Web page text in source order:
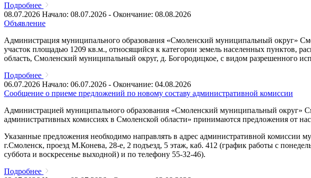
Подробнее
08.07.2026 Начало: 08.07.2026 - Окончание: 08.08.2026
Объявление
Администрация муниципального образования «Смоленский муниципальный округ»
участок площадью 1209 кв.м., относящийся к категории земель населенных пунктов,
область, Смоленский муниципальный округ, д. Богородицкое, с видом разрешенного
Подробнее
06.07.2026 Начало: 06.07.2026 - Окончание: 04.08.2026
Сообщение о приеме предложений по новому составу административной комиссии
Администрацией муниципального образования «Смоленский муниципальный округ»
административных комиссиях в Смоленской области» принимаются предложения от
Указанные предложения необходимо направлять в адрес административной
г.Смоленск, проезд М.Конева, 28-е, 2 подъезд, 5 этаж, каб. 412 (график работы с
суббота и воскресенье выходной) и по телефону 55-32-46).
Подробнее